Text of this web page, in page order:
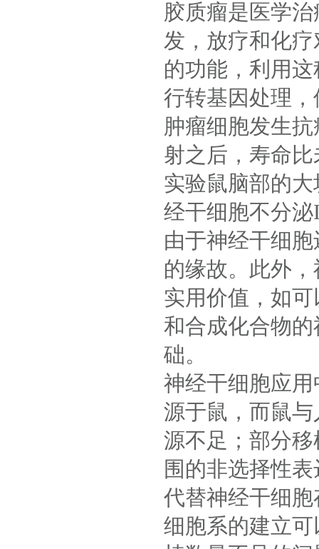
胶质瘤是医学
发，放疗和化
的功能，利用
行转基因处理
肿瘤细胞发生
射之后，寿命
实验鼠脑部的
经干细胞不分
由于神经干细
的缘故。此外
实用价值，如
和合成化合物
础。
神经干细胞应
源于鼠，而鼠
源不足；部分
围的非选择性
代替神经干细
细胞系的建立